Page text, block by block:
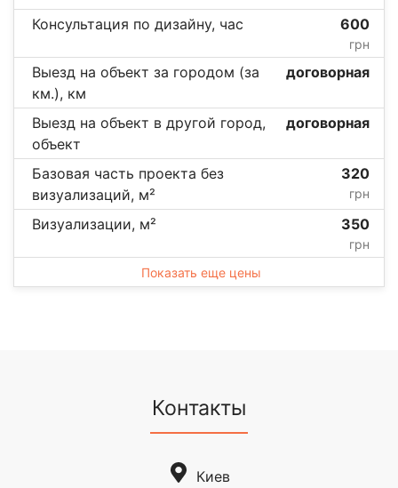
Консультация по дизайну, час 600
грн
Выезд на объект за городом (за
км.), км
договорная
Выезд на объект в другой город,
объект
договорная
Базовая часть проекта без
визуализаций, м²
320
грн
Визуализации, м² 350
грн
Показать еще цены
Контакты
Киев